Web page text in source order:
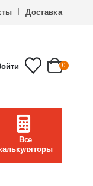
Доставка
0
Все